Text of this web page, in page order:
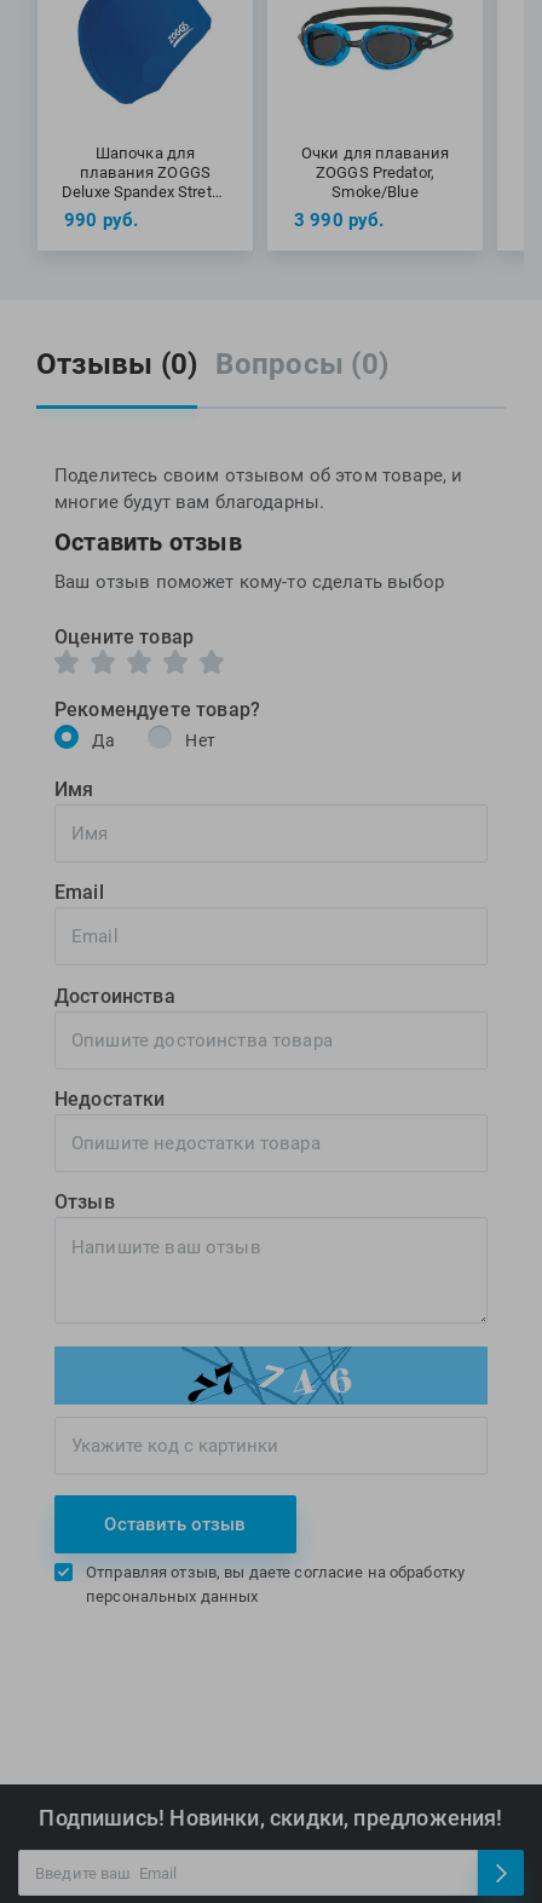
Шапочка для
плавания ZOGGS
Deluxe Spandex Stretch
Cap
990 руб.
Очки для плавания
ZOGGS Predator,
Smoke/Blue
3 990 руб.
Отзывы (0) Вопросы (0)
Поделитесь своим отзывом об этом товаре, и
многие будут вам благодарны.
Оставить отзыв
Ваш отзыв поможет кому-то сделать выбор
Оцените товар
Рекомендуете товар?
Да Нет
Имя
Email
Достоинства
Недостатки
Отзыв
Оставить отзыв
Отправляя отзыв, вы даете согласие на обработку
персональных данных
Подпишись! Новинки, скидки, предложения!